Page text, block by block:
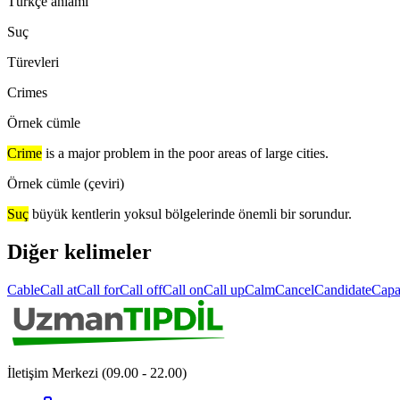
Suç
Türevleri
Crimes
Örnek cümle
Crime is a major problem in the poor areas of large cities.
Örnek cümle (çeviri)
Suç büyük kentlerin yoksul bölgelerinde önemli bir sorundur.
Diğer kelimeler
CableCall atCall forCall offCall onCall upCalmCancelCandidate
İletişim Merkezi (09.00 - 22.00)